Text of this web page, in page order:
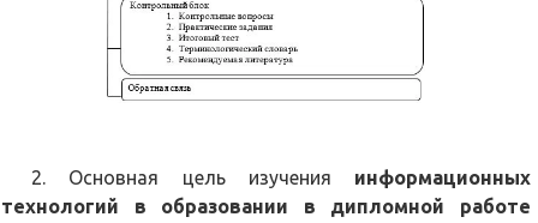
2. Основная цель изучения информационных
технологий в образовании в дипломной работе